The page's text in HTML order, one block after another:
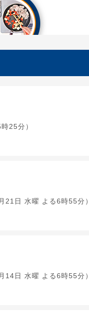
25分）
21日 水曜 よる6時55分）
14日 水曜 よる6時55分）